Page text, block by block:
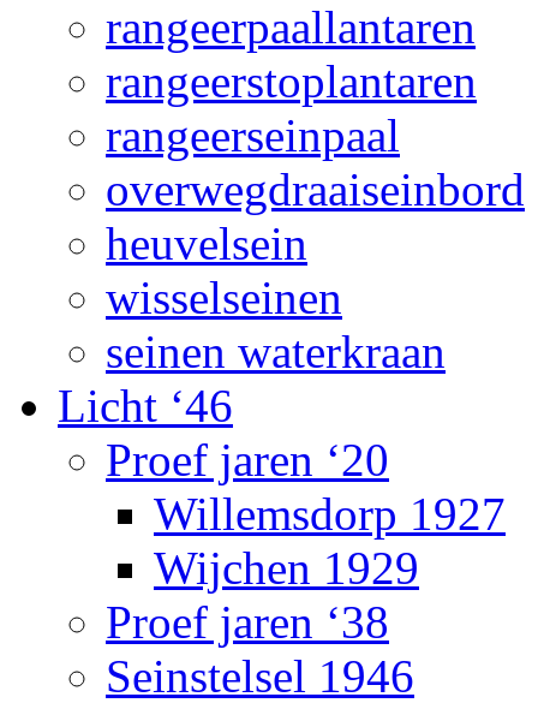
rangeerpaallantaren
rangeerstoplantaren
rangeerseinpaal
overwegdraaiseinbord
heuvelsein
wisselseinen
seinen waterkraan
Licht ‘46
Proef jaren ‘20
Willemsdorp 1927
Wijchen 1929
Proef jaren ‘38
Seinstelsel 1946